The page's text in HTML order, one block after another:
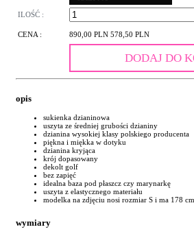
ILOŚĆ :
CENA : 890,00 PLN 578,50 PLN
DODAJ DO
opis
sukienka dzianinowa
uszyta ze średniej grubości dzianiny
dzianina wysokiej klasy polskiego producenta
piękna i miękka w dotyku
dzianina kryjąca
krój dopasowany
dekolt golf
bez zapięć
idealna baza pod płaszcz czy marynarkę
uszyta z elastycznego materiału
modelka na zdjęciu nosi rozmiar S i ma 178
wymiary